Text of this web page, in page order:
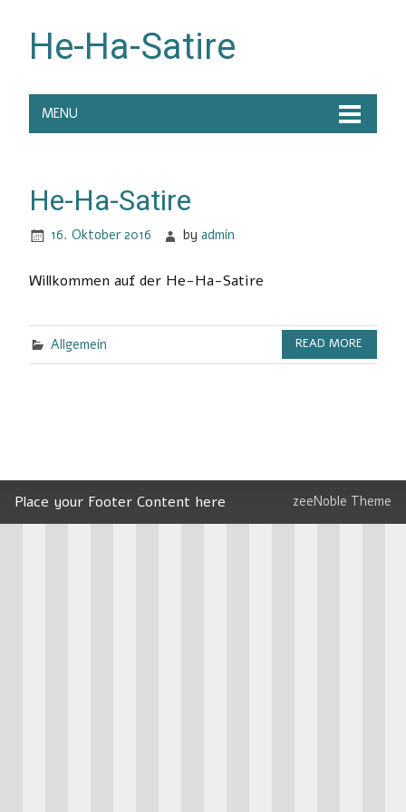
He-Ha-Satire
MENU
He-Ha-Satire
16. Oktober 2016 byadmin
Willkommen auf der He-Ha-Satire
Allgemein READ MORE
Place your Footer Content here zeeNoble Theme